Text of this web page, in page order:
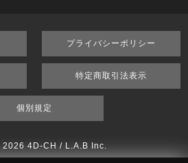
プライバシーポリシー
特定商取引法表示
個別規定
2026 4D-CH / L.A.B Inc.